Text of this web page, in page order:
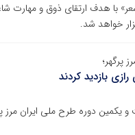
با هدف ارتقای ذوق و مهارت
خواهد شد.
پرگهر؛
بازدید کردند
یکمین دوره طرح ملی ایران مرز